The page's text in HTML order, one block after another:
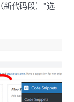
新代码段）”选